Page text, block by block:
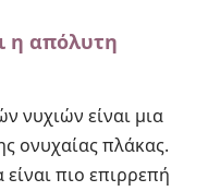
η απόλυτη
νυχιών είναι μια
ονυχαίας πλάκας.
πιο επιρρεπή